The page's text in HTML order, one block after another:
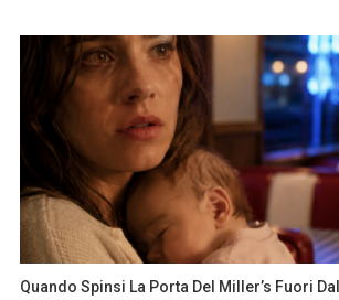
Quando Spinsi La Porta Del Miller’s Fuori